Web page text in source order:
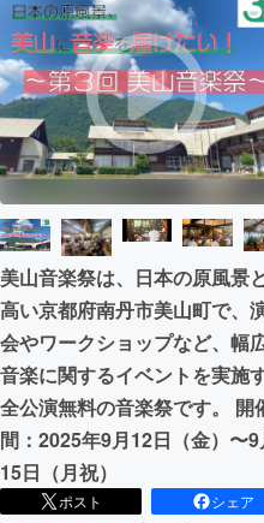
アート・写真
テクノロジー・ガ
映像・映画
ビジネス・起業
まちづくり・地域
CAMPFIRE for Social
CAMPFIREふるさと
美山音楽祭は、日本の原風景
高い京都府南丹市美山町で、
会やワークショップなど、幅
音楽に関するイベントを実施
全公演無料の音楽祭です。 開
間：2025年9月12日（金）〜9
15日（月祝）
ポスト
シェア